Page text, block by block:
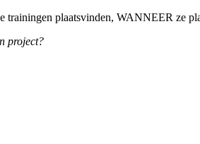
plaatsvinden, WANNEER ze
project?